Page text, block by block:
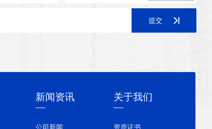
提交
新闻资讯
公司新闻
关于我们
资质证书